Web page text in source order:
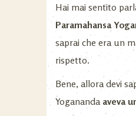
Hai mai sentito
Paramahansa
saprai che era un
rispetto.
Bene, allora devi
Yogananda aveva